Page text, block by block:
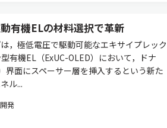
有機ELの材料選択で革新
，極低電圧で駆動可能なエキサイプレック
有機EL（ExUC-OLED）において，ドナ
界面にスペーサー層を挿入するという新た
ル...
発